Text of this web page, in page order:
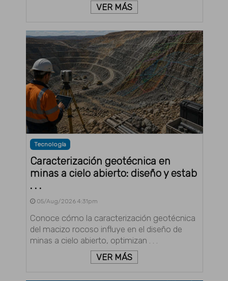
VER MÁS
Tecnología
Caracterización geotécnica en
minas a cielo abierto: diseño y estab
. . .
05/Aug/2026 4:31pm
Conoce cómo la caracterización geotécnica
del macizo rocoso influye en el diseño de
minas a cielo abierto, optimizan . . .
VER MÁS